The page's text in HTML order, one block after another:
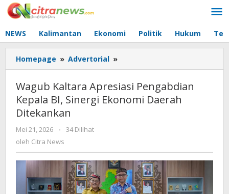
Lewati
ke
NEWS Kalimantan Ekonomi Politik Hukum
Homepage » Advertorial »
Kaltara
Pengabdian
Kepala
Ditekankan
Wagub Kaltara Apresiasi Pengabdian
Kepala BI, Sinergi Ekonomi Daerah
Ditekankan
Mei 21, 2026
oleh
Citra
-
34 Dilihat
oleh Citra News